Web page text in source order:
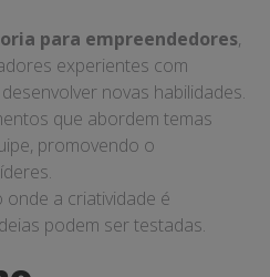
para empreendedores,
experientes com
novas habilidades.
que abordem temas
promovendo o
onde a criatividade é
podem ser testadas.